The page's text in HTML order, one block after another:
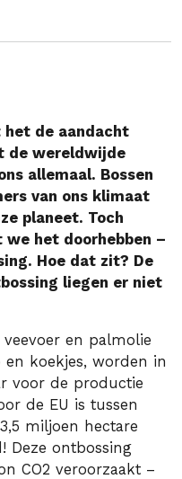
het de aandacht
de wereldwijde
allemaal. Bossen
van ons klimaat
planeet. Toch
het doorhebben –
Hoe dat zit? De
liegen er niet
en palmolie
koekjes, worden in
voor de productie
de EU is tussen
miljoen hectare
Deze ontbossing
CO2 veroorzaakt –